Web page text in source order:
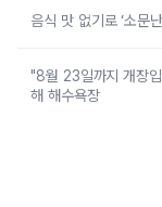
음식 맛 없기로 ‘소문
"8월 23일까지 개장
해 해수욕장